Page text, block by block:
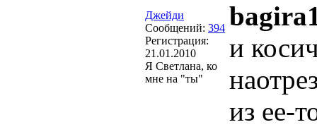
Джейди
Сообщений: 394
Регистрация:
21.01.2010
Я Светлана, ко
мне на "ты"
и
из ее-